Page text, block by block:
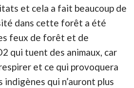
et cela a fait beaucoup de
dans cette forêt a été
feux de forêt et de
qui tuent des animaux, car
et ce qui provoquera
indigènes qui n’auront plus